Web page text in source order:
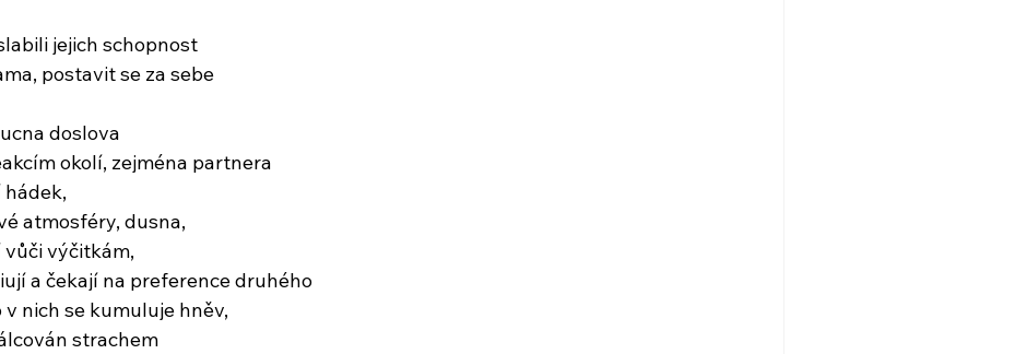
jejich schopnost
postavit se za sebe
doslova
okolí, zejména partnera
hádek,
atmosféry, dusna,
výčitkám,
a čekají na preference druhého
nich se kumuluje hněv,
strachem